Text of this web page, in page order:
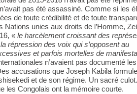
pas été assassiné. Comme si les
de toute crédibilité et de toute
unies aux droits de l’Homme,
« le harcèlement croissant des
répression des voix qui s’opposent au
et parfois mortelles de
n’avaient pas documenté
accusations que Joseph Kabila formule
et de son régime. Un sacré
les Congolais ont la mémoire courte.